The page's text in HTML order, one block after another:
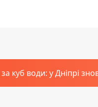
куб води: у Дніпрі